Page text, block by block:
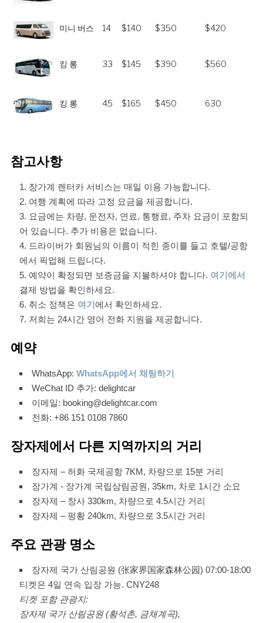
미니 버스 14 $140 $350 $420
킹 롱 33 $145 $390 $560
킹 롱 45 $165 $450 630
참고사항
장가계 렌터카 서비스는 매일 이용 가능합니다.
여행 계획에 따라 고정 요금을 제공합니다.
요금에는 차량, 운전자, 연료, 통행료, 주차 요금이 포함되
어 있습니다. 추가 비용은 없습니다.
드라이버가 회원님의 이름이 적힌 종이를 들고 호텔/공항
에서 픽업해 드립니다.
예약이 확정되면 보증금을 지불하셔야 합니다. 여기에서
결제 방법을 확인하세요.
취소 정책은 여기 에서 확인하세요.
저희는 24시간 영어 전화 지원을 제공합니다.
예약
WhatsApp: WhatsApp에서 채팅하기
WeChat ID 추가: delightcar
이메일: booking@delightcar.com
전화: +86 151 0108 7860
장자제에서 다른 지역까지의 거리
장자제 – 허화 국제공항 7KM, 차량으로 15분 거리
장가계 - 장가계 국립삼림공원, 35km, 차로 1시간 소요
장자제 – 창사 330km, 차량으로 4.5시간 거리
장자제 – 펑황 240km, 차량으로 3.5시간 거리
주요 관광 명소
장자제 국가 산림공원 (张家界国家森林公园) 07:00-18:00
티켓은 4일 연속 입장 가능. CNY248
티켓 포함 관광지:
장자제 국가 산림공원 (황석촌, 금채계곡),